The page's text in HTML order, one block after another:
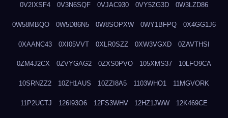
0V2IXSF4 0V3N6SQF 0VJAC930 0VY5ZG3D 0W3LZD86
0W58MBQO 0W5D86N5 0W8SOPXW 0WY1BFPQ 0X4GG1J6
0XAANC43 0XI05VVT 0XLR0SZZ 0XW3VGXD 0ZAVTHSI
0ZM4J2CX 0ZVYGAG2 0ZXS0PVO 105XMS37 10LFO9CA
10SRNZZ2 10ZH1AUS 10ZZI8A5 1103WHO1 11MGVORK
11P2UCTJ 126I93O6 12FS3WHV 12HZ1JWW 12K469CE